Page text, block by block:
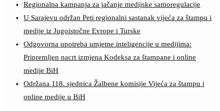
Regionalna kampanja za jačanje medijske samoregulacije
U Sarajevu održan Peti regionalni sastanak vijeća za štampu i
medije iz Jugoistočne Evrope i Turske
Odgovorna upotreba umjetne inteligencije u medijima:
Pripremljen nacrt izmjena Kodeksa za štampane i online
medije BiH
Održana 118. sjednica Žalbene komisije Vijeća za štampu i
online medije u BiH